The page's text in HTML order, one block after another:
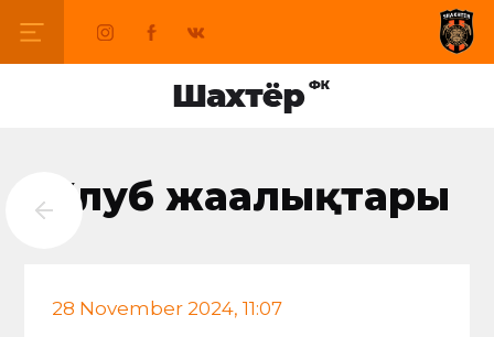
Клуб жаңалықтары
28 November 2024, 11:07